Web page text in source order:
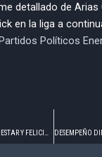
detallado de
en la liga a
Políticos